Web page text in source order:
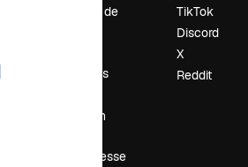
Tendances de
Événements
Vendre mon
Salle de presse
TikTok
Discord
X
Reddit